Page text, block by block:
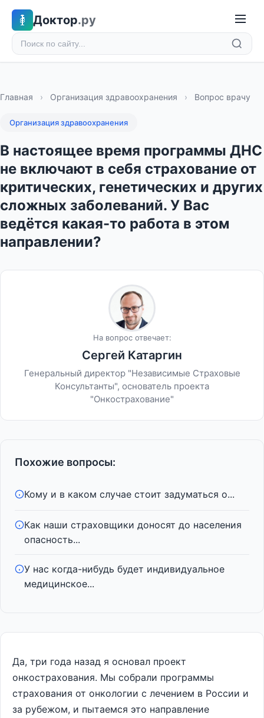
Доктор.ру
Главная › Организация здравоохранения › Вопрос врачу
Организация здравоохранения
В настоящее время программы ДНС
не включают в себя страхование от
критических, генетических и других
сложных заболеваний. У Вас
ведётся какая-то работа в этом
направлении?
На вопрос отвечает:
Сергей Катаргин
Генеральный директор "Независимые Страховые
Консультанты", основатель проекта
"Онкострахование"
Похожие вопросы:
Кому и в каком случае стоит задуматься о...
Как наши страховщики доносят до населения
опасность...
У нас когда-нибудь будет индивидуальное
медицинское...
Да, три года назад я основал проект
онкострахования. Мы собрали программы
страхования от онкологии с лечением в России и
за рубежом, и пытаемся это направление